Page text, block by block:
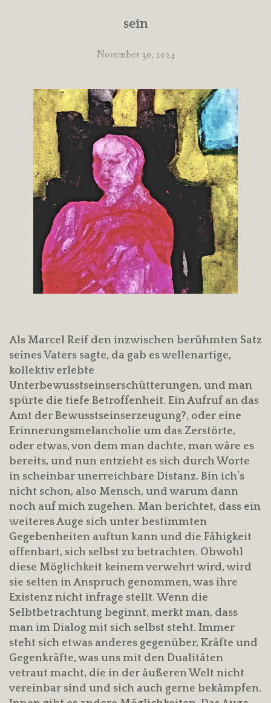
sein
November 30, 2024
Als Marcel Reif den inzwischen berühmten Satz
seines Vaters sagte, da gab es wellenartige,
kollektiv erlebte
Unterbewusstseinserschütterungen, und man
spürte die tiefe Betroffenheit. Ein Aufruf an das
Amt der Bewusstseinserzeugung?, oder eine
Erinnerungsmelancholie um das Zerstörte,
oder etwas, von dem man dachte, man wäre es
bereits, und nun entzieht es sich durch Worte
in scheinbar unerreichbare Distanz. Bin ich’s
nicht schon, also Mensch, und warum dann
noch auf mich zugehen. Man berichtet, dass ein
weiteres Auge sich unter bestimmten
Gegebenheiten auftun kann und die Fähigkeit
offenbart, sich selbst zu betrachten. Obwohl
diese Möglichkeit keinem verwehrt wird, wird
sie selten in Anspruch genommen, was ihre
Existenz nicht infrage stellt. Wenn die
Selbtbetrachtung beginnt, merkt man, dass
man im Dialog mit sich selbst steht. Immer
steht sich etwas anderes gegenüber, Kräfte und
Gegenkräfte, was uns mit den Dualitäten
vetraut macht, die in der äußeren Welt nicht
vereinbar sind und sich auch gerne bekämpfen.